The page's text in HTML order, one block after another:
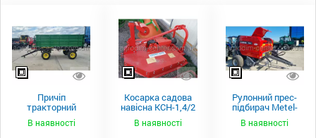
Причіп
тракторний
самоскидний
Spike 2 ПТС-4
В наявності
Косарка садова
навісна КСН-1,4/2
В наявності
Рулонний прес-
підбирач Metel-
Fach Z 587
В наявності